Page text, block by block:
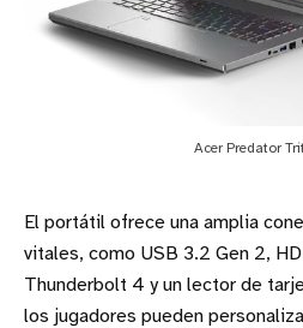
Acer Predator
El portátil ofrece una amplia
vitales, como USB 3.2 Gen 2,
Thunderbolt 4 y un lector de
los jugadores pueden